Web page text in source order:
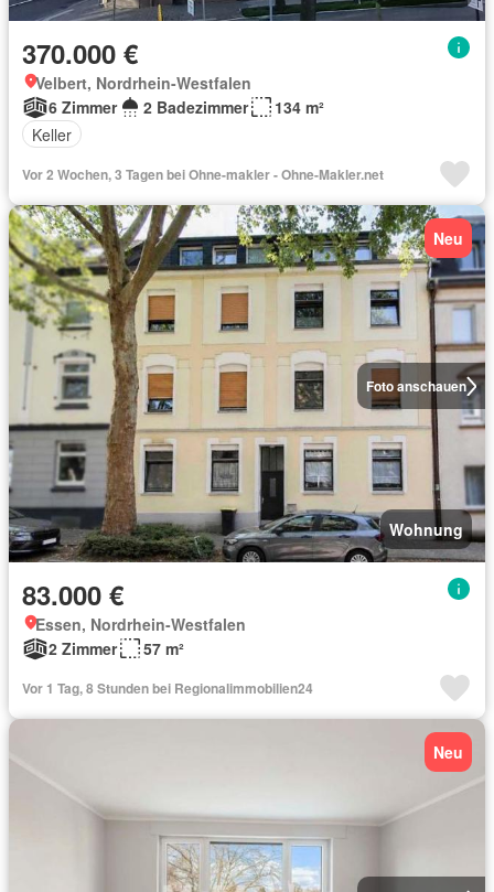
370.000 €
Velbert, Nordrhein-Westfalen
6 Zimmer
2 Badezimmer
134 m²
Keller
Vor 2 Wochen, 3 Tagen bei Ohne-makler - Ohne-Makler.net
Foto anschauen
Neu
Wohnung
83.000 €
Essen, Nordrhein-Westfalen
2 Zimmer
57 m²
Vor 1 Tag, 8 Stunden bei Regionalimmobilien24
Neu